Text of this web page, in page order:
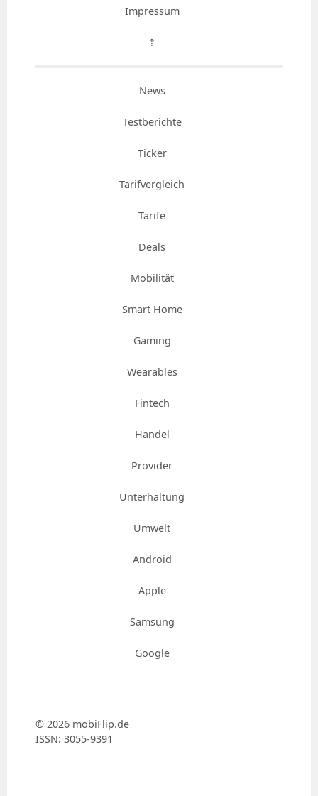
Impressum
⇡
News
Testberichte
Ticker
Tarifvergleich
Tarife
Deals
Mobilität
Smart Home
Gaming
Wearables
Fintech
Handel
Provider
Unterhaltung
Umwelt
Android
Apple
Samsung
Google
© 2026 mobiFlip.de
ISSN: 3055-9391